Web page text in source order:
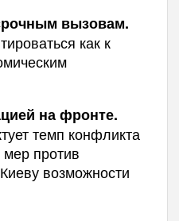
вызовам.
как к
на фронте.
темп конфликта
против
возможности